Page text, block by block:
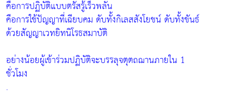
คือการปฏิบัติแบบตรัสรู้เร็วพลัน
คือการใช้ปัญญาที่เฉียบคม ดับทั้งกิเลสสังโยชน์ ดับทั้งขันธ์
ด้วยสัญญาเวทยิทนิโรธสมาบัติ
อย่างน้อยผู้เข้าร่วมปฏิบัติจะบรรลุจตุตถฌานภายใน 1
ชั่วโมง
.